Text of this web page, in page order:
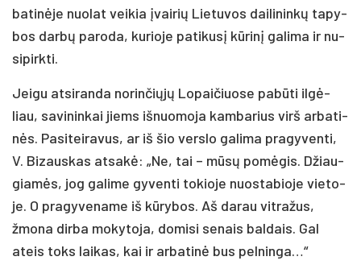
ba­ti­nė­je nuo­lat vei­kia įvai­rių Lie­tu­vos dai­li­nin­kų ta­py­
bos dar­bų pa­ro­da, ku­rio­je pa­ti­ku­sį kū­ri­nį ga­li­ma ir nu­
si­pirk­ti.
Jei­gu at­si­ran­da no­rin­čių­jų Lo­pai­čiuo­se pa­bū­ti il­gė­
liau, sa­vi­nin­kai jiems iš­nuo­mo­ja kam­ba­rius virš ar­ba­ti­
nės. Pa­si­tei­ra­vus, ar iš šio vers­lo ga­li­ma pra­gy­ven­ti,
V. Bi­zaus­kas at­sa­kė: „Ne, tai – mū­sų po­mė­gis. Džiau­
gia­mės, jog ga­li­me gy­ven­ti to­kio­je nuo­sta­bio­je vie­to­
je. O pra­gy­ve­na­me iš kū­ry­bos. Aš da­rau vit­ra­žus,
žmo­na dir­ba mo­ky­to­ja, do­mi­si se­nais bal­dais. Gal
ateis toks lai­kas, kai ir ar­ba­ti­nė bus pel­nin­ga…“